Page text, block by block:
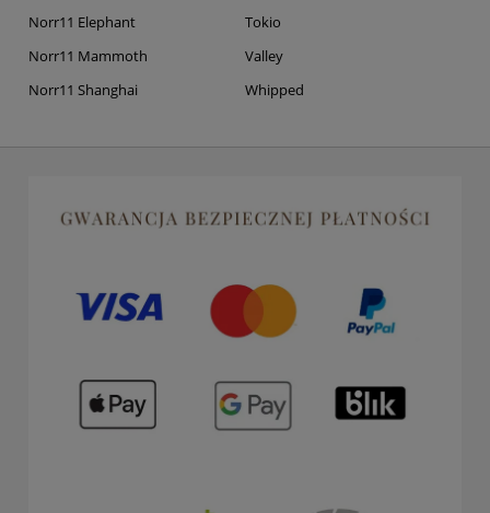
Norr11 Elephant
Norr11 Mammoth
Norr11 Shanghai
Tokio
Valley
Whipped